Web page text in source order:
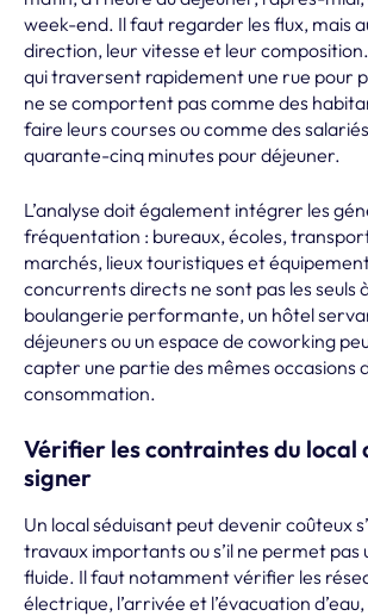
week-end. Il faut regarder les flux, mais
direction, leur vitesse et leur
qui traversent rapidement une rue pour
ne se comportent pas comme des
faire leurs courses ou comme des
quarante-cinq minutes pour déjeuner.
L’analyse doit également intégrer les
fréquentation : bureaux, écoles,
marchés, lieux touristiques et
concurrents directs ne sont pas les seuls
boulangerie performante, un hôtel
déjeuners ou un espace de coworking
capter une partie des mêmes occasions
consommation.
Vérifier les contraintes du local
signer
Un local séduisant peut devenir coûteux
travaux importants ou s’il ne permet pas
fluide. Il faut notamment vérifier les
électrique, l’arrivée et l’évacuation